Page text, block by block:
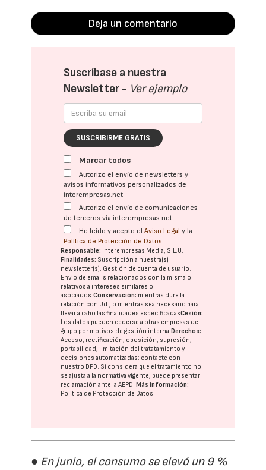
Deja un comentario
Suscríbase a nuestra
Newsletter - Ver ejemplo
SUSCRIBIRME GRATIS
Marcar todos
Autorizo el envío de newsletters y
avisos informativos personalizados de
interempresas.net
Autorizo el envío de comunicaciones
de terceros vía interempresas.net
He leído y acepto elAviso Legal y la
Política de Protección de Datos
Responsable: Interempresas Media, S.L.U.
Finalidades: Suscripción a nuestra(s)
newsletter(s). Gestión de cuenta de usuario.
Envío de emails relacionados con la misma o
relativos a intereses similares o
asociados.Conservación: mientras dure la
relación con Ud., o mientras sea necesario para
llevar a cabo las finalidades especificadasCesión:
Los datos pueden cederse a otras empresas del
grupo por motivos de gestión interna. Derechos:
Acceso, rectificación, oposición, supresión,
portabilidad, limitación del tratatamiento y
decisiones automatizadas: contacte con
nuestro DPD. Si considera que el tratamiento no
se ajusta a la normativa vigente, puede presentar
reclamación ante laAEPD. Más información:
Política de Protección de Datos
● En junio, el consumo se elevó un 9 %